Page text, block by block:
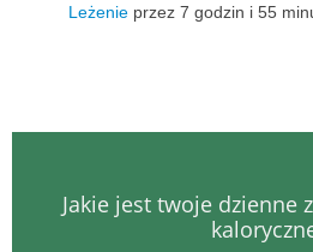
Leżenie przez 7 godzin i 55
Jakie jest twoje dzienne